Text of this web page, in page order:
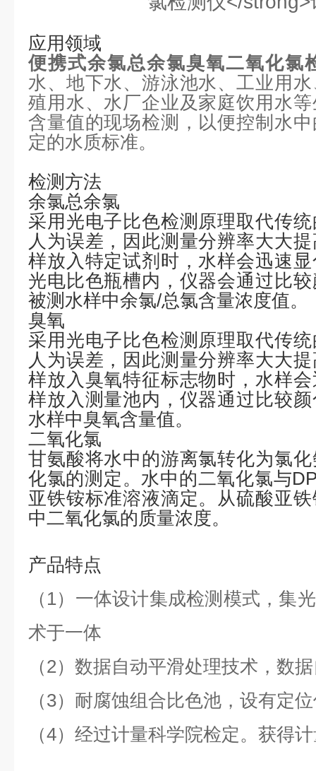
应用领域
便携式余氯总余氯臭氧二氧化氯
水、地下水、游泳池水、工业用
殖用水、水厂企业及家庭饮用水
含量值的现场检测，以便控制水
定的水质标准。
检测方法
余氯总余氯
采用光电子比色检测原理取代传
人为误差，因此测量分辨率大大
样放入特定试剂时，水样会迅速
光电比色瓶槽内，仪器会通过比
被测水样中余氯/总氯含量浓度值。
臭氧
采用光电子比色检测原理取代传
人为误差，因此测量分辨率大大
样放入臭氧特征标志物时，水样
样放入测量池内，仪器通过比较
水样中臭氧含量值。
二氧化氯
甘氨酸将水中的游离氯转化为氯
化氯的测定。水中的二氧化氯与
亚铁铵标准溶液滴定。从硫酸亚
中二氧化氯的质量浓度。
产品特点
（ 1）一体设计集成检测模式 ， 集
术于一体
（2） 数据自动平滑处理技术 ， 数
（3） 耐腐蚀组合比色池 ， 设有定
（4） 经过计量科学院检定。 获得